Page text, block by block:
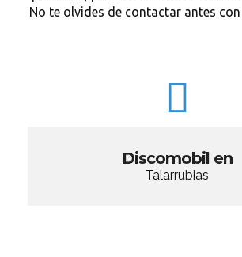
No te olvides de contactar antes con
Discomobil en
Talarrubias